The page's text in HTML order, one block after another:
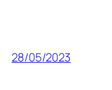
28/05/2023